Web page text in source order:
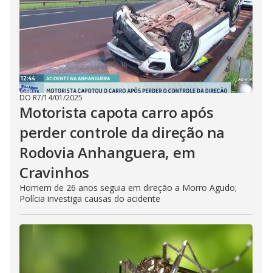
DO R7/14/01/2025
Motorista capota carro após
perder controle da direção na
Rodovia Anhanguera, em
Cravinhos
Homem de 26 anos seguia em direção a Morro Agudo;
Polícia investiga causas do acidente